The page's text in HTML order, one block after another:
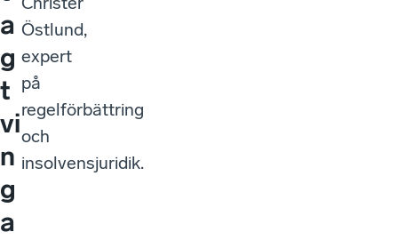
a
g
t
vi
n
g
a
Östlund,
expert
på
regelförbättring
och
insolvensjuridik.